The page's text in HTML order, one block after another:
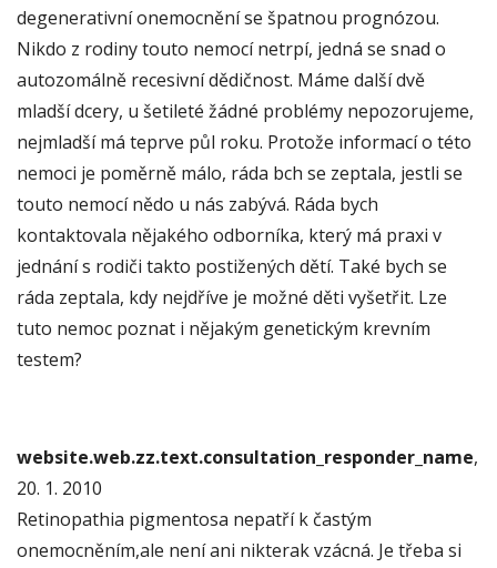
degenerativní onemocnění se špatnou prognózou.
Nikdo z rodiny touto nemocí netrpí, jedná se snad o
autozomálně recesivní dědičnost. Máme další dvě
mladší dcery, u šetileté žádné problémy nepozorujeme,
nejmladší má teprve půl roku. Protože informací o této
nemoci je poměrně málo, ráda bch se zeptala, jestli se
touto nemocí nědo u nás zabývá. Ráda bych
kontaktovala nějakého odborníka, který má praxi v
jednání s rodiči takto postižených dětí. Také bych se
ráda zeptala, kdy nejdříve je možné děti vyšetřit. Lze
tuto nemoc poznat i nějakým genetickým krevním
testem?
website.web.zz.text.consultation_responder_name,
20. 1. 2010
Retinopathia pigmentosa nepatří k častým
onemocněním,ale není ani nikterak vzácná. Je třeba si